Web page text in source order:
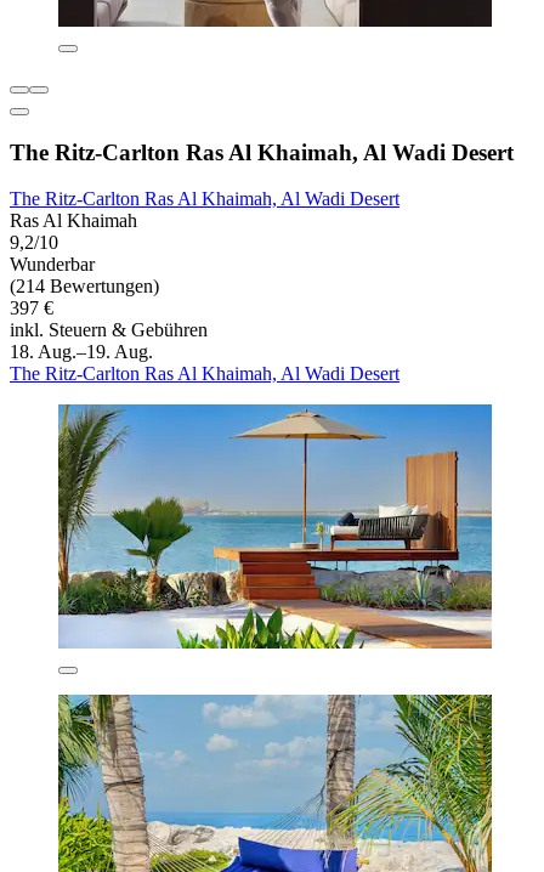
The Ritz-Carlton Ras Al Khaimah, Al Wadi Desert
The Ritz-Carlton Ras Al Khaimah, Al Wadi Desert
Ras Al Khaimah
9,2/10
Wunderbar
(214 Bewertungen)
397 €
inkl. Steuern & Gebühren
18. Aug.–19. Aug.
The Ritz-Carlton Ras Al Khaimah, Al Wadi Desert